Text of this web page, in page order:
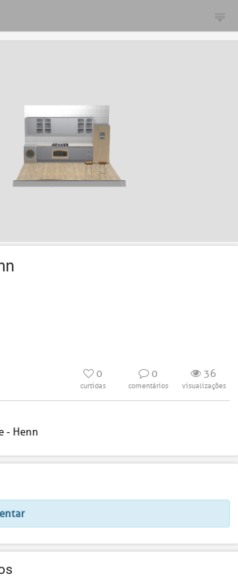
0
curtidas
0
comentários
36
visualizações
- Henn